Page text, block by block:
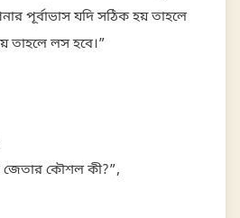
পূর্বাভাস যদি সঠিক হয় তাহলে
তাহলে লস হবে।”
জেতার কৌশল কী?”,